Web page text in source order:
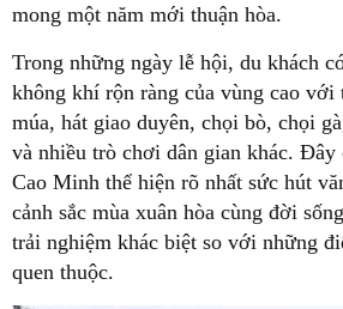
mong một năm mới thuận hòa.
Trong những ngày lễ hội, du khách
không khí rộn ràng của vùng cao với
múa, hát giao duyên, chọi bò, chọi
và nhiều trò chơi dân gian khác.
Cao Minh thể hiện rõ nhất sức hút
cảnh sắc mùa xuân hòa cùng đời
trải nghiệm khác biệt so với những
quen thuộc.